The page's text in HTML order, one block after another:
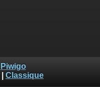
Piwigo
Classique